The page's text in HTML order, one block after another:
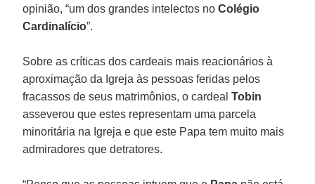
opinião, “um dos grandes intelectos no Colégio
Cardinalício”.
Sobre as críticas dos cardeais mais reacionários à
aproximação da Igreja às pessoas feridas pelos
fracassos de seus matrimônios, o cardealTobin
asseverou que estes representam uma parcela
minoritária na Igreja e que este Papa tem muito mais
admiradores que detratores.